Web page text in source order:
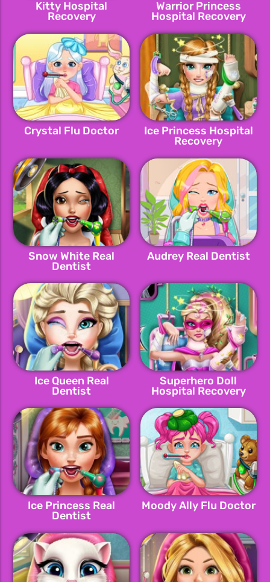
Kitty Hospital
Recovery
Warrior Princess
Hospital Recovery
Crystal Flu Doctor
Ice Princess Hospital
Recovery
Snow White Real
Dentist
Audrey Real Dentist
Ice Queen Real
Dentist
Superhero Doll
Hospital Recovery
Ice Princess Real
Dentist
Moody Ally Flu Doctor